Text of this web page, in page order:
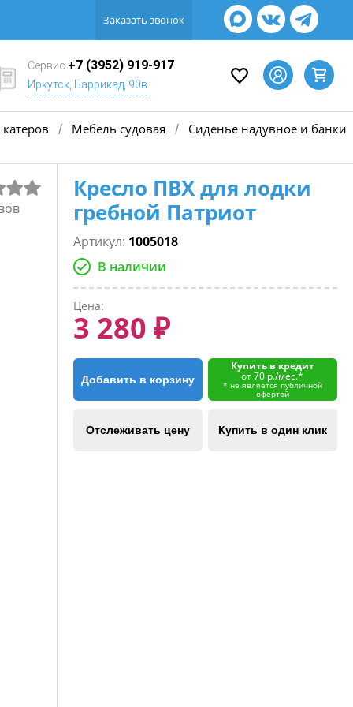
Заказать звонок
Сервис +7 (3952) 919-917
Иркутск, Баррикад, 90в
/ Мебель судовая / Сиденье надувное и банки
Кресло ПВХ для лодки
гребной Патриот
Артикул: 1005018
В наличии
Цена:
3 280 ₽
Добавить в корзину
Купить в кредит
от 70 р./мес.*
* не является публичной
офертой
Отслеживать цену Купить в один клик